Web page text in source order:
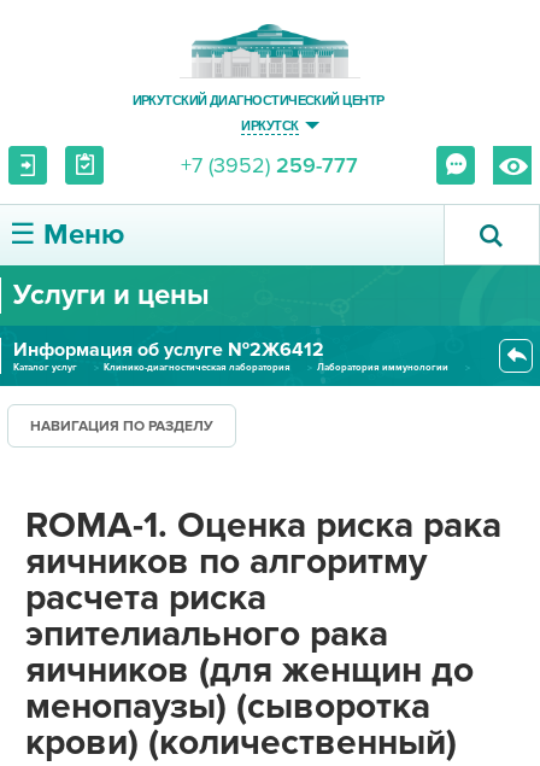
ИРКУТСКИЙ ДИАГНОСТИЧЕСКИЙ ЦЕНТР
ИРКУТСК
+7 (3952) 259-777
☰ Меню
О ЦЕНТРЕ
УСЛУГИ И ЦЕНЫ
ПАЦИЕНТУ
ПРАВОВАЯ ИНФОРМАЦИЯ
Услуги и цены
Информация об услуге №2Ж6412
Каталог услуг Клинико-диагностическая лаборатория
Лаборатория иммунологии
НАВИГАЦИЯ ПО РАЗДЕЛУ
ROMA-1. Оценка риска рака
яичников по алгоритму
расчета риска
эпителиального рака
яичников (для женщин до
менопаузы) (сыворотка
крови) (количественный)